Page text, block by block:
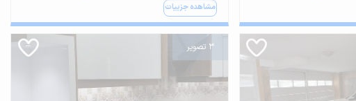
مشاهده جزییات
3 تصویر